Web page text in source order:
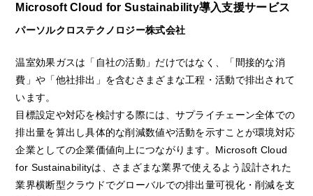
Microsoft Cloud for Sustainability導入支援サービス
パーソルクロステクノロジー株式会社
温室効果ガスは「自社の活動」だけではなく、「間接的な消
費」や「他社排出」を含むさまざまな工程・活動で排出されて
います。
目標設定や対応を検討する際には、サプライチェーン全体での
排出量を算出し具体的な削減数値や活動を示すことが環境対応
企業としての企業価値向上につながります。Microsoft Cloud
for Sustainabilityは、さまざまな業界で使えるよう設計された
業界横断型クラウドでグローバルでの排出量可視化・削減を支